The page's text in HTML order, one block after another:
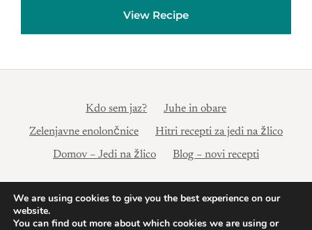
View Recipe
© 2024 Jedi na žlico | Pravilnik o zasebnosti: https://xn--
jedi-na-lico-uyc.si/pravilnik-o-zasebnosti/ Powered by
Kdo sem jaz? Juhe in obare
Zelenjavne enolončnice Hitri recepti za jedi na žlico
Domov – Jedi na žlico Blog – novi recepti
We are using cookies to give you the best experience on our
website.
You can find out more about which cookies we are using or